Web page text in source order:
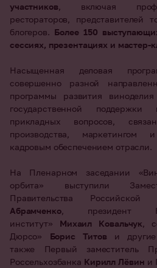
участников , включая
рестораторов, представителей
блогеров. Более 150
сессиях, презентациях и мастер-
Насыщенная деловая
совершенно разной
программы развития
государственной
прикладных вопросов,
производства, маркетингом
кадровым обеспечением отрасли.
На Пленарном заседании
орбита» выступили
Правительства
Абрамченко, президент
институт» Михаил Ковальчук ,
Дюрсо» Борис Титов и
также Первый заместитель
Россельхозбанка Кирилл Лёвин и